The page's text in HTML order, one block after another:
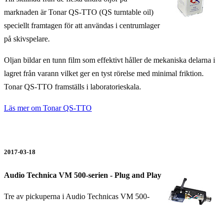
marknaden är Tonar QS-TTO (QS turntable oil)
speciellt framtagen för att användas i centrumlager
på skivspelare.
Oljan bildar en tunn film som effektivt håller de mekaniska delarna i
lagret från varann vilket ger en tyst rörelse med minimal friktion.
Tonar QS-TTO framställs i laboratorieskala.
Läs mer om Tonar QS-TTO
2017-03-18
Audio Technica VM 500-serien - Plug and Play
Tre av pickuperna i Audio Technicas VM 500-